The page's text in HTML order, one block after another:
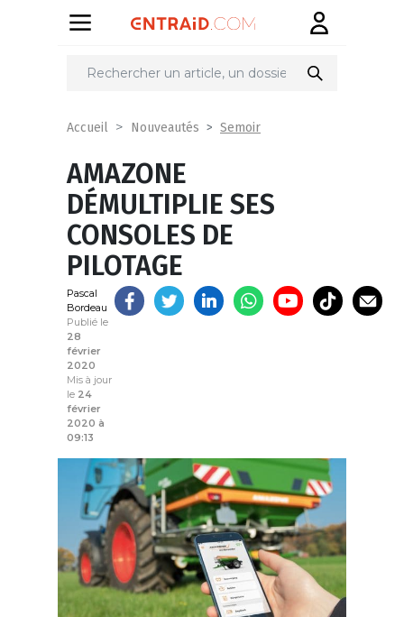
Partager
Accueil Nouveautés Semoir
AMAZONE
DÉMULTIPLIE SES
CONSOLES DE
PILOTAGE
Pascal
Bordeau
Publié le
28
février
2020
Mis à jour
le 24
février
2020 à
09:13